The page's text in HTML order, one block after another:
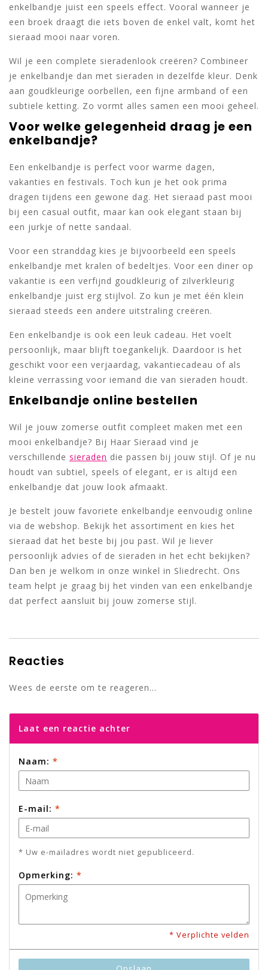
enkelbandje juist een speels effect. Vooral wanneer je
een broek draagt die iets boven de enkel valt, komt het
sieraad mooi naar voren.
Wil je een complete sieradenlook creëren? Combineer
je enkelbandje dan met sieraden in dezelfde kleur. Denk
aan goudkleurige oorbellen, een fijne armband of een
subtiele ketting. Zo vormt alles samen een mooi geheel.
Voor welke gelegenheid draag je een
enkelbandje?
Een enkelbandje is perfect voor warme dagen,
vakanties en festivals. Toch kun je het ook prima
dragen tijdens een gewone dag. Het sieraad past mooi
bij een casual outfit, maar kan ook elegant staan bij
een jurkje of nette sandaal.
Voor een stranddag kies je bijvoorbeeld een speels
enkelbandje met kralen of bedeltjes. Voor een diner op
vakantie is een verfijnd goudkleurig of zilverkleurig
enkelbandje juist erg stijlvol. Zo kun je met één klein
sieraad steeds een andere uitstraling creëren.
Een enkelbandje is ook een leuk cadeau. Het voelt
persoonlijk, maar blijft toegankelijk. Daardoor is het
geschikt voor een verjaardag, vakantiecadeau of als
kleine verrassing voor iemand die van sieraden houdt.
Enkelbandje online bestellen
Wil je jouw zomerse outfit compleet maken met een
mooi enkelbandje? Bij Haar Sieraad vind je
verschillende sieraden die passen bij jouw stijl. Of je nu
houdt van subtiel, speels of elegant, er is altijd een
enkelbandje dat jouw look afmaakt.
Je bestelt jouw favoriete enkelbandje eenvoudig online
via de webshop. Bekijk het assortiment en kies het
sieraad dat het beste bij jou past. Wil je liever
persoonlijk advies of de sieraden in het echt bekijken?
Dan ben je welkom in onze winkel in Sliedrecht. Ons
team helpt je graag bij het vinden van een enkelbandje
dat perfect aansluit bij jouw zomerse stijl.
Reacties
Wees de eerste om te reageren...
Laat een reactie achter
Naam: *
E-mail: *
* Uw e-mailadres wordt niet gepubliceerd.
Opmerking: *
* Verplichte velden